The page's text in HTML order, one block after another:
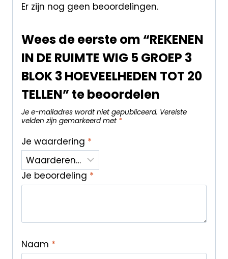
Er zijn nog geen beoordelingen.
Wees de eerste om “REKENEN
IN DE RUIMTE WIG 5 GROEP 3
BLOK 3 HOEVEELHEDEN TOT 20
TELLEN” te beoordelen
Je e-mailadres wordt niet gepubliceerd. Vereiste
velden zijn gemarkeerd met *
Je waardering *
Je beoordeling *
Naam *